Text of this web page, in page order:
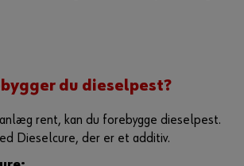
du dieselpest?
rent, kan du forebygge dieselpest.
Dieselcure, der er et additiv.